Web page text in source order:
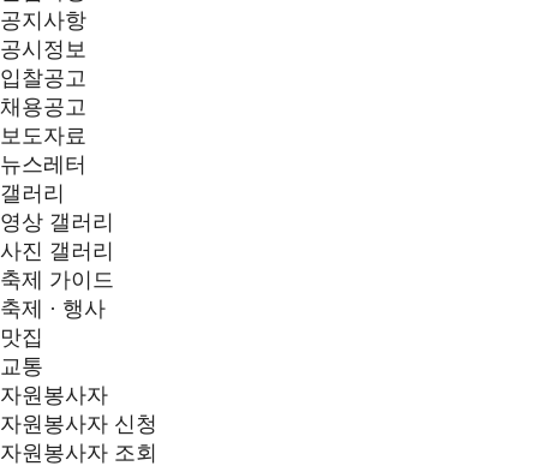
공지사항
공시정보
입찰공고
채용공고
보도자료
뉴스레터
갤러리
영상 갤러리
사진 갤러리
축제 가이드
축제 · 행사
맛집
교통
자원봉사자
자원봉사자 신청
자원봉사자 조회